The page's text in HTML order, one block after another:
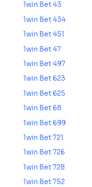
1win Bet 43
1win Bet 434
1win Bet 451
1win Bet 47
1win Bet 497
1win Bet 623
1win Bet 625
1win Bet 68
1win Bet 699
1win Bet 721
1win Bet 726
1win Bet 728
1win Bet 752